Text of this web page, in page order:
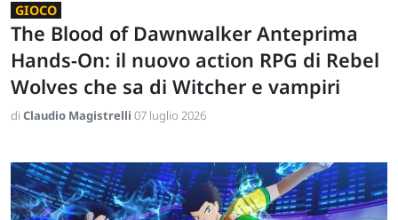
GIOCO
The Blood of Dawnwalker Anteprima
Hands-On: il nuovo action RPG di Rebel
Wolves che sa di Witcher e vampiri
di Claudio Magistrelli 07 luglio 2026